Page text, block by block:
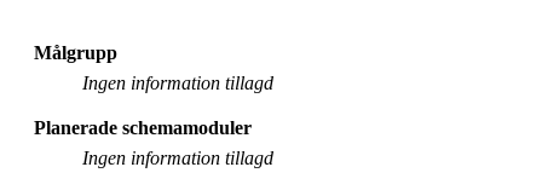
Målgrupp
Ingen information tillagd
Planerade schemamoduler
Ingen information tillagd